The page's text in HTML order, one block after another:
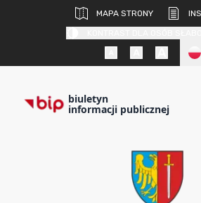
MAPA STRONY
biuletyn
informacji publicznej